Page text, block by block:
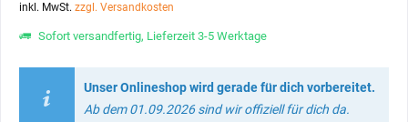
inkl. MwSt. zzgl. Versandkosten
Sofort versandfertig, Lieferzeit 3-5 Werktage
Unser Onlineshop wird gerade für dich vorbereitet.
Ab dem 01.09.2026 sind wir offiziell für dich da.